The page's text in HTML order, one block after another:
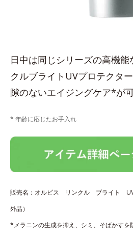
日中は同じシリーズの高機
クルブライトUVプロテクタ
隙のないエイジングケア*が
* 年齢に応じたお手入れ
販売名：オルビス リンクル ブライト
外品）
*メラニンの生成を抑え、シミ、そばかすを